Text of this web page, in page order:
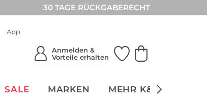
30 TAGE RÜCKGABERECHT
App
Anmelden &
Vorteile erhalten
SALE MARKEN MEHR K&Ö